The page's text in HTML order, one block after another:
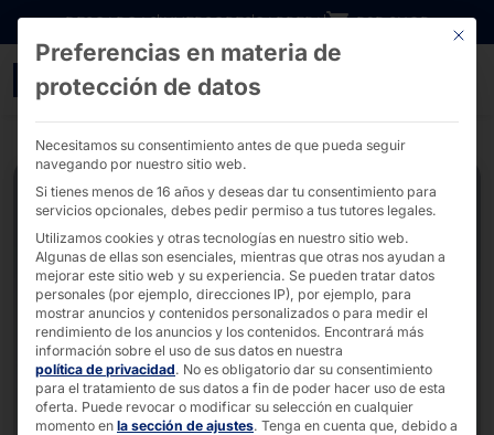
Ir directamente al contenido
DESCARGASINVERSORESCARRERA B2B SHOP
Logistic Terminal al aire
Este
Preferencias en materia de
protección de datos
Necesitamos su consentimiento antes de que pueda seguir
navegando por nuestro sitio web.
Si tienes menos de 16 años y deseas dar tu consentimiento para
servicios opcionales, debes pedir permiso a tus tutores legales.
Utilizamos cookies y otras tecnologías en nuestro sitio web.
Algunas de ellas son esenciales, mientras que otras nos ayudan a
mejorar este sitio web y su experiencia. Se pueden tratar datos
personales (por ejemplo, direcciones IP), por ejemplo, para
mostrar anuncios y contenidos personalizados o para medir el
rendimiento de los anuncios y los contenidos. Encontrará más
información sobre el uso de sus datos en nuestra
política de privacidad. No es obligatorio dar su consentimiento
para el tratamiento de sus datos a fin de poder hacer uso de esta
oferta. Puede revocar o modificar su selección en cualquier
momento en la sección de ajustes. Tenga en cuenta que, debido a